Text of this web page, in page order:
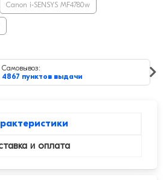
Canon i-SENSYS MF4780w
пунктов выдачи
и оплата